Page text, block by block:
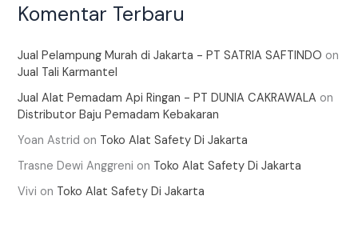
Komentar Terbaru
Jual Pelampung Murah di Jakarta - PT SATRIA SAFTINDO on
Jual Tali Karmantel
Jual Alat Pemadam Api Ringan - PT DUNIA CAKRAWALA on
Distributor Baju Pemadam Kebakaran
Yoan Astrid on Toko Alat Safety Di Jakarta
Trasne Dewi Anggreni on Toko Alat Safety Di Jakarta
Vivi on Toko Alat Safety Di Jakarta